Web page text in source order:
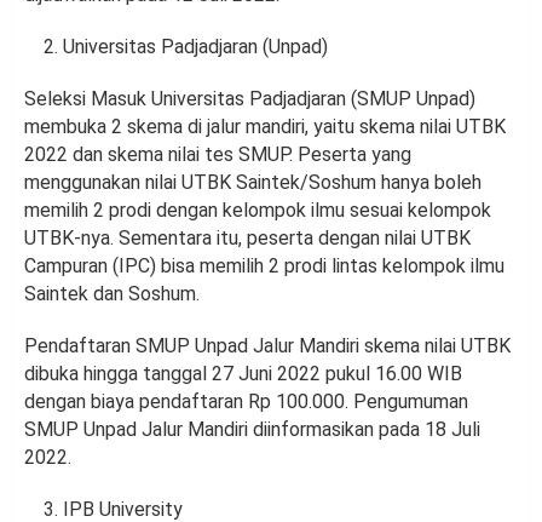
Universitas Padjadjaran (Unpad)
Seleksi Masuk Universitas Padjadjaran (SMUP Unpad)
membuka 2 skema di jalur mandiri, yaitu skema nilai UTBK
2022 dan skema nilai tes SMUP. Peserta yang
menggunakan nilai UTBK Saintek/Soshum hanya boleh
memilih 2 prodi dengan kelompok ilmu sesuai kelompok
UTBK-nya. Sementara itu, peserta dengan nilai UTBK
Campuran (IPC) bisa memilih 2 prodi lintas kelompok ilmu
Saintek dan Soshum.
Pendaftaran SMUP Unpad Jalur Mandiri skema nilai UTBK
dibuka hingga tanggal 27 Juni 2022 pukul 16.00 WIB
dengan biaya pendaftaran Rp 100.000. Pengumuman
SMUP Unpad Jalur Mandiri diinformasikan pada 18 Juli
2022.
IPB University